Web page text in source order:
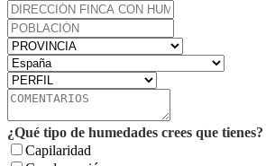
¿Qué tipo de humedades crees que tienes?
Capilaridad